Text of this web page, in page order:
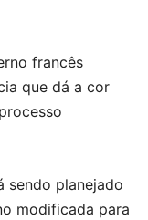
francês
que dá a cor
sendo planejado
modificada para